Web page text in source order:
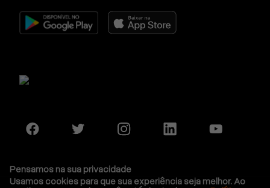
Faculdade
Católica
Gestão
de
Faculdade
(FECAF)
Humanos
Universitário
4
Recursos
Pensamos na sua privacidade
Usamos cookies para que sua experiência seja melhor. Ao